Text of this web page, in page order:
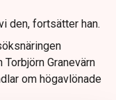
den, fortsätter han.
Granevärn
om högavlönade